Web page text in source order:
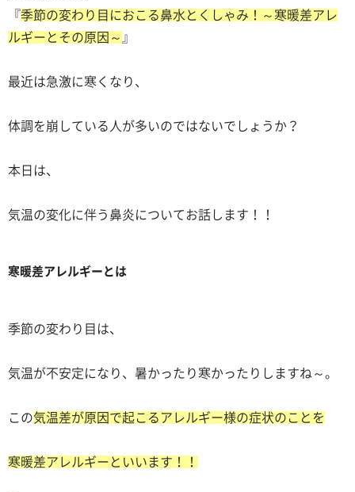
『季節の変わり目におこる鼻水とくしゃみ！～寒暖差アレ
ルギーとその原因～ 』
最近は急激に寒くなり、
体調を崩している人が多いのではないでしょうか？
本日は、
気温の変化に伴う鼻炎についてお話します！！
寒暖差アレルギーとは
季節の変わり目は、
気温が不安定になり、暑かったり寒かったりしますね～。
この気温差が原因で起こるアレルギー様の症状のことを
寒暖差アレルギーといいます！！